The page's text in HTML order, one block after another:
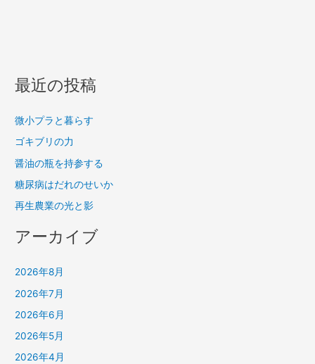
最近の投稿
微小プラと暮らす
ゴキブリの力
醤油の瓶を持参する
糖尿病はだれのせいか
再生農業の光と影
アーカイブ
2026年8月
2026年7月
2026年6月
2026年5月
2026年4月